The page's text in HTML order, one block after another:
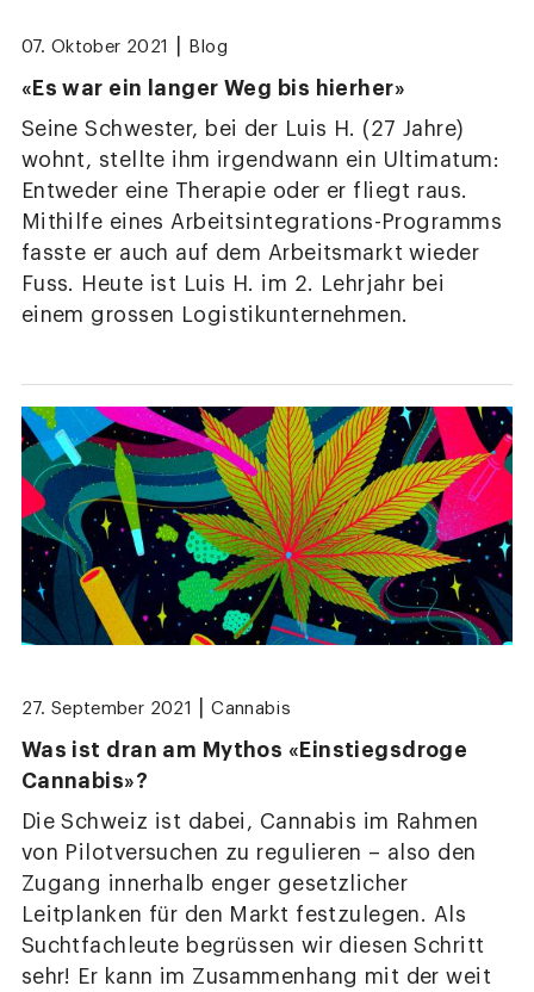
07. Oktober 2021 Blog
«Es war ein langer Weg bis hierher»
Seine Schwester, bei der Luis H. (27 Jahre)
wohnt, stellte ihm irgendwann ein Ultimatum:
Entweder eine Therapie oder er fliegt raus.
Mithilfe eines Arbeitsintegrations-Programms
fasste er auch auf dem Arbeitsmarkt wieder
Fuss. Heute ist Luis H. im 2. Lehrjahr bei
einem grossen Logistikunternehmen.
27. September 2021 Cannabis
Was ist dran am Mythos «Einstiegsdroge
Cannabis»?
Die Schweiz ist dabei, Cannabis im Rahmen
von Pilotversuchen zu regulieren – also den
Zugang innerhalb enger gesetzlicher
Leitplanken für den Markt festzulegen. Als
Suchtfachleute begrüssen wir diesen Schritt
sehr! Er kann im Zusammenhang mit der weit